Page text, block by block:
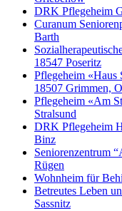
DRK Pflegeheim
Curanum
Barth
18547 Poseritz
Pflegeheim «Haus
18507 Grimmen,
Pflegeheim «Am
Stralsund
DRK Pflegeheim
Binz
Seniorenzentrum
Rügen
Wohnheim für
Betreutes Leben
Sassnitz